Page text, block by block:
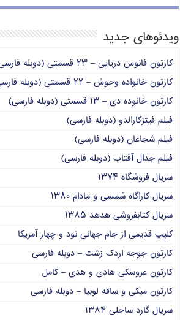
ویدئوهای جدید
کارتون فانوس دریایی – ۲۳ قسمتی (دوبله فارسی)
کارتون خانواده وحوش – ۲۲ قسمتی (دوبله فارسی)
کارتون خانوده دی – ۱۳ قسمتی (دوبله فارسی)
فیلم فیتزکارالدو (دوبله فارسی)
فیلم شجاعان (دوبله فارسی)
فیلم جدال آفتاب (دوبله فارسی)
سریال فروشگاه ۱۳۷۴
سریال کاراگاه شمسی و مادام ۱۳۸۰
سریال کتابفروشی هدهد ۱۳۸۵
کلیپ قدیمی از جام جهانی نود و چهار آمریکا
کارتون جوجه اردک زشت – دوبله فارسی
کارتون عروسکی هادی و هدی – کامل
کارتون میکی و ساقه لوبیا – دوبله فارسی
سریال گارد ساحلی ۱۳۸۴